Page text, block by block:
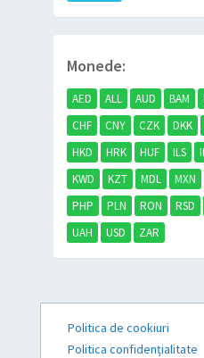
Monede:
AED ALL AUD BAM
CHF
CNY CZK DKK
HKD
HRK HUF ILS
KWD
KZT MDL MXN
PHP
PLN RON RSD
UAH
USD ZAR
Politica de cookiuri
Politica confidențialitate